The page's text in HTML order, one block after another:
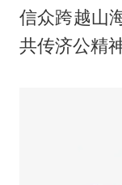
信众跨越山
共传济公精